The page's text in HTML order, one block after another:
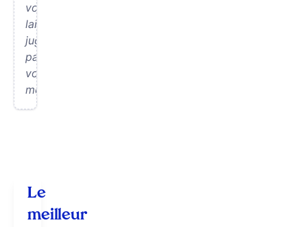
vous
laisse
juger
par
vous-
même.
Le
meilleur